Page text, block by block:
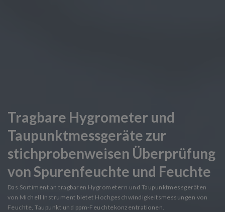
Tragbare Hygrometer und
Taupunktmessgeräte zur
stichprobenweisen Überprüfung
von Spurenfeuchte und Feuchte
Das Sortiment an tragbaren Hygrometern und Taupunktmessgeräten
von Michell Instrument bietet Hochgeschwindigkeitsmessungen von
Feuchte, Taupunkt und ppm-Feuchtekonzentrationen.